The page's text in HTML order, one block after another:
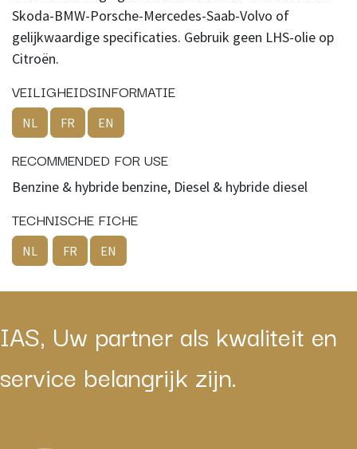
Skoda-BMW-Porsche-Mercedes-Saab-Volvo of
gelijkwaardige specificaties. Gebruik geen LHS-olie op
Citroën.
VEILIGHEIDSINFORMATIE
NL FR EN
RECOMMENDED FOR USE
Benzine & hybride benzine, Diesel & hybride diesel
TECHNISCHE FICHE
NL FR EN
IAS, Uw partner als kwaliteit en
service belangrijk zijn.